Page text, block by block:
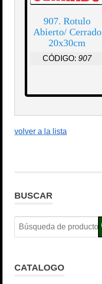
907. Rotulo
Abierto/ Cerrado
20x30cm
CÓDIGO: 907
volver a la lista
BUSCAR
CATALOGO